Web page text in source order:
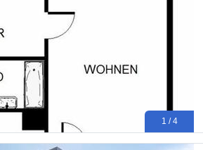
1 / 4